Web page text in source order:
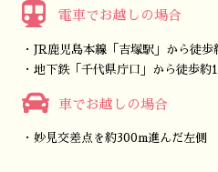
電車でお越しの場合
JR鹿児島本線「吉塚駅」から徒歩
地下鉄「千代県庁口」から徒歩約
車でお越しの場合
妙見交差点を約300m進んだ左側